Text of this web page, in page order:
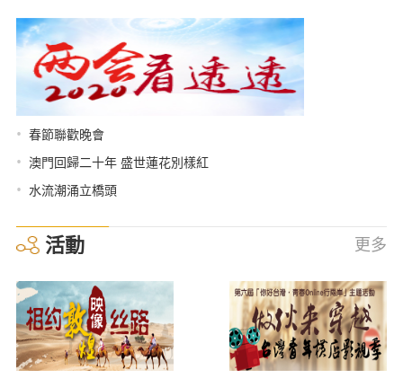
• 春節聯歡晚會
• 澳門回歸二十年 盛世蓮花別樣紅
• 水流潮涌立橋頭
活動 更多